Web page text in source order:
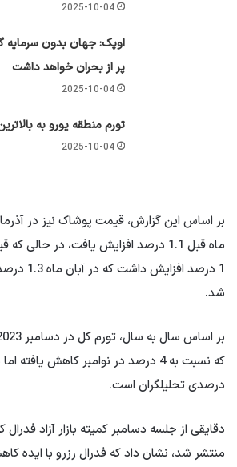
2025-10-04
اوپک: جهان بدون سرمایه
پر از بحران خواهد داشت
2025-10-04
تورم منطقه یورو به بالاترین سطح 5
2025-10-04
ماه قبل 1.1 درصد افزایش یافت، در
1 درصد
شد.
درصدی تحلیلگران است.
دقایقی از جلسه دسامبر کمیته بازار آزاد فدرال
منتشر شد، نشان داد که فدرال رزرو با ایده